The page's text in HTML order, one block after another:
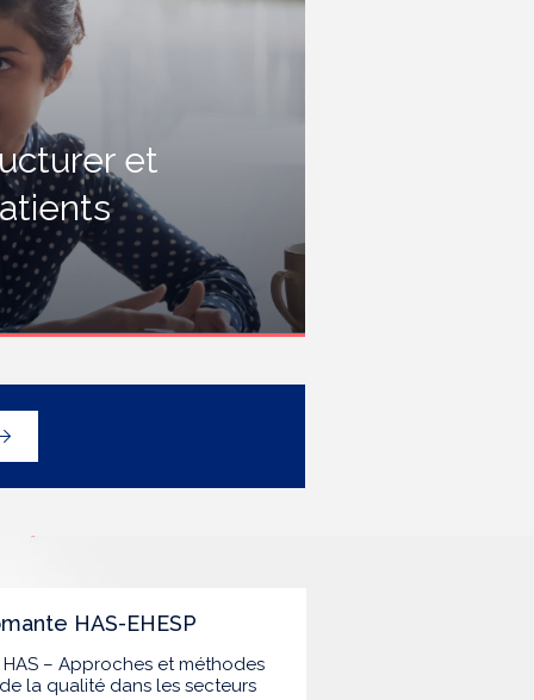
sans devenir
obligatoire. Afin de protéger les
les plus vulnérables,
recommande en revanche la
mise en place d’une obligation
contre la grippe pour
l'ensemble des professionnels de
ainsi que pour les autres
travaillant dans les
de santé ou dans
établissements médicaux
hébergeant des
âgées, en contact
des personnes à risque de
sévère, avec un
prioritaire en Ehpad
et
HAS-EHESP
– Approches et méthodes
la qualité dans les secteurs